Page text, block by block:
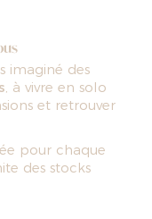
imaginé des
, à vivre en solo
et retrouver
pour chaque
des stocks